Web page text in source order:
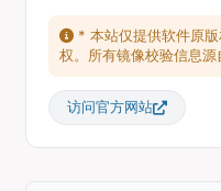
* 本站仅提供软件原
权。所有镜像校验信息源
访问官方网站